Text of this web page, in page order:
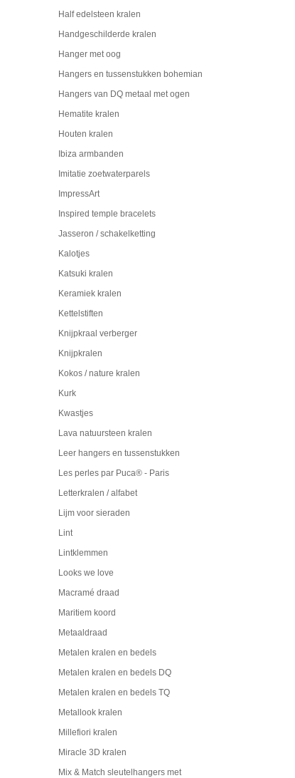
Half edelsteen kralen
Handgeschilderde kralen
Hanger met oog
Hangers en tussenstukken bohemian
Hangers van DQ metaal met ogen
Hematite kralen
Houten kralen
Ibiza armbanden
Imitatie zoetwaterparels
ImpressArt
Inspired temple bracelets
Jasseron / schakelketting
Kalotjes
Katsuki kralen
Keramiek kralen
Kettelstiften
Knijpkraal verberger
Knijpkralen
Kokos / nature kralen
Kurk
Kwastjes
Lava natuursteen kralen
Leer hangers en tussenstukken
Les perles par Puca® - Paris
Letterkralen / alfabet
Lijm voor sieraden
Lint
Lintklemmen
Looks we love
Macramé draad
Maritiem koord
Metaaldraad
Metalen kralen en bedels
Metalen kralen en bedels DQ
Metalen kralen en bedels TQ
Metallook kralen
Millefiori kralen
Miracle 3D kralen
Mix & Match sleutelhangers met